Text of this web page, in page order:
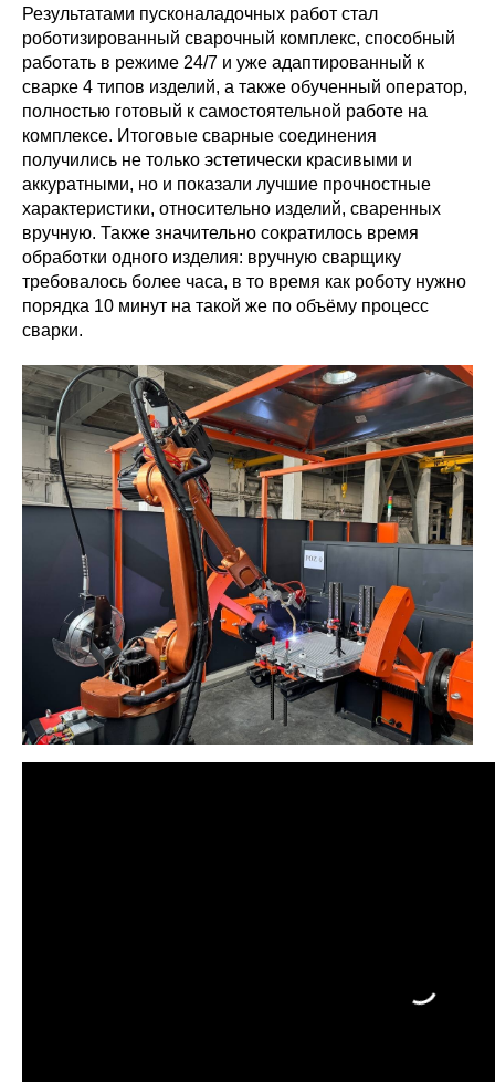
Результатами пусконаладочных работ стал
роботизированный сварочный комплекс, способный
работать в режиме 24/7 и уже адаптированный к
сварке 4 типов изделий, а также обученный оператор,
полностью готовый к самостоятельной работе на
комплексе. Итоговые сварные соединения
получились не только эстетически красивыми и
аккуратными, но и показали лучшие прочностные
характеристики, относительно изделий, сваренных
вручную. Также значительно сократилось время
обработки одного изделия: вручную сварщику
требовалось более часа, в то время как роботу нужно
порядка 10 минут на такой же по объёму процесс
сварки.